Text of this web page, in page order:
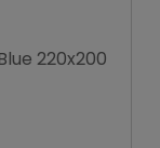
220x200